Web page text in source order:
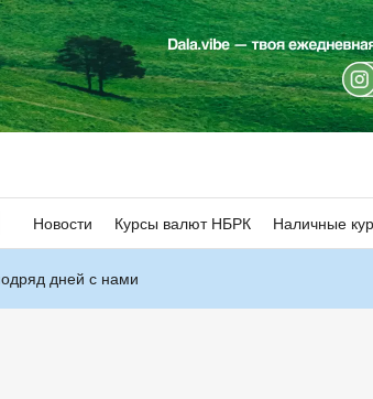
Новости Курсы валют НБРК Наличные
дней с нами